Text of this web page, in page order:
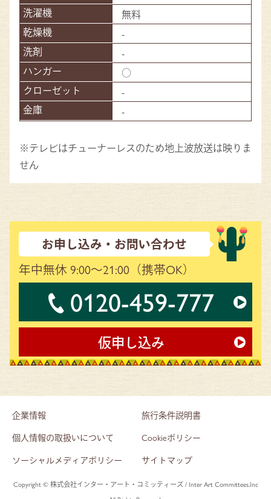
無料
-
-
○
-
-
※テレビはチューナーレスのため地上波放送は映りま
せん
お申し込み・お問い合わせ
年中無休 9:00～21:00 （携帯OK）
0120-459-777
仮申し込み
企業情報
旅行条件説明書
個人情報の取扱いについて
Cookieポリシー
ソーシャルメディアポリシー
サイトマップ
Copyright © 株式会社インター・アート・コミッティーズ / Inter Art Committees.Inc